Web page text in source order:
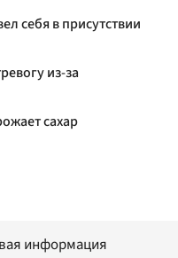
cебя в присутствии
из-за
сахар
информация